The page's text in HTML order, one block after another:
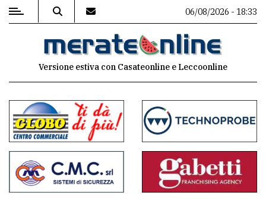
MENU
commenti
Contenuti
del
sito
06/08/2026 - 18:33
Versione estiva con Casateonline e Leccoonline